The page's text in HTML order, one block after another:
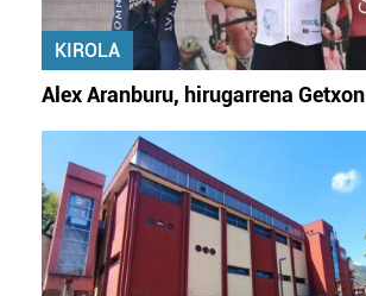
KIROLA
Alex Aranburu, hirugarrena Getxon